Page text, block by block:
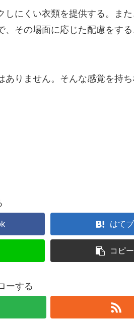
にくい衣類を提供する。ま
その場面に応じた配慮をする
ありません。そんな感覚を持
はてブ
コピー
ーする